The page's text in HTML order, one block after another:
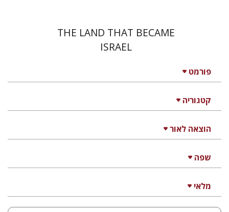
פורמט
קטגוריה
הוצאה לאור
שפה
מלאי
THE LAND THAT BECAME
ISRAEL